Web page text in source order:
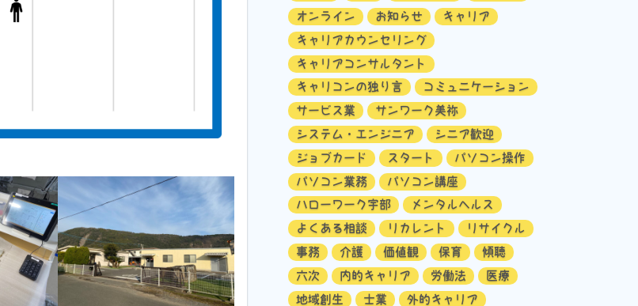
オンライン
お知らせ
キャリア
キャリアカウンセリング
キャリアコンサルタント
キャリコンの独り言
コミュニケーション
サービス業
サンワーク美祢
システム・エンジニア
シニア歓迎
ジョブカード
スタート
パソコン操作
パソコン業務
パソコン講座
ハローワーク宇部
メンタルヘルス
よくある相談
リカレント
リサイクル
事務
介護 価値観 保育
傾聴
六次
内的キャリア 労働法
医療
地域創生
士業
外的キャリア